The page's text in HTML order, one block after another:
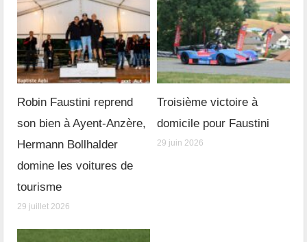
Robin Faustini reprend
son bien à Ayent-Anzère,
Hermann Bollhalder
domine les voitures de
tourisme
29 juillet 2026
Troisième victoire à
domicile pour Faustini
29 juin 2026